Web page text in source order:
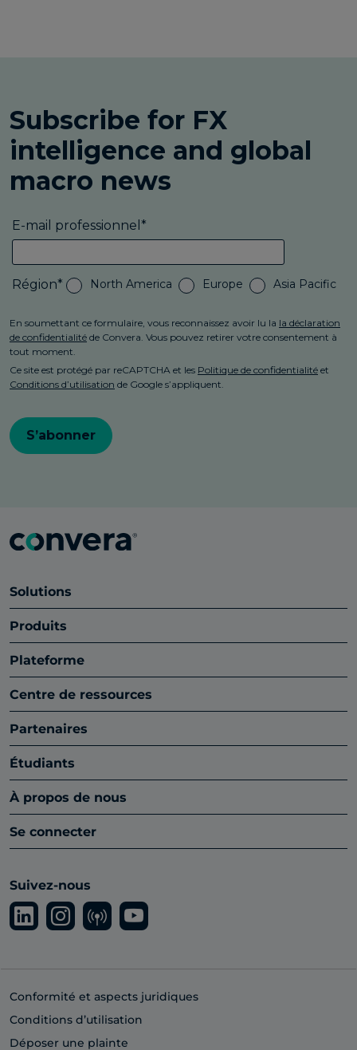
Solutions
Produits
Plateforme
Centre de ressources
Partenaires
Étudiants
À propos de nous
Se connecter
Suivez-nous
Conformité et aspects juridiques
Conditions d’utilisation
Déposer une plainte